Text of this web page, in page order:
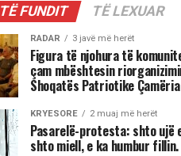
TË FUNDIT TË LEXUAR
RADAR 3 javë më herët
Figura të njohura të
çam mbështesin
Shoqatës Patriotike Çamëria
KRYESORE 2 muaj më herët
Pasarelë-protesta: shto ujë
shto miell, e ka humbur fillin.